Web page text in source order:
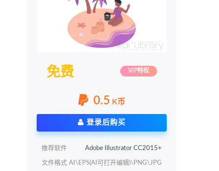
免费 VIP特权
0.5 K币
登录后购买
推荐软件 Adobe Illustrator CC2015+
文件格式 AI\EPS(AI可打开编辑)\PNG\JPG